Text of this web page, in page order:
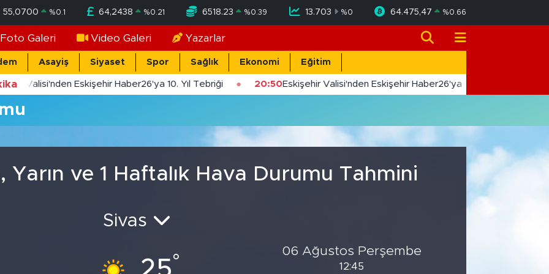
55,0700 %0.1 64,2438 %0.21 6518.23 %0.39 13.703 %0 64.475,47 %0.66
Foto Galeri Video Galeri Yazarlar
Asayiş Siyaset Spor Sağlık Ekonomi Eğitim
Valisi'nden Eskişehir Haber26'ya 10. Yıl Tebriği 20:50Eskişehir Valisi'nden Eskişehir Haber26'ya 10. Yıl Tebriği
Yarın ve 1 Haftalık Hava Durumu Tahmini
Sivas
°
06 Ağustos Perşembe
12:45